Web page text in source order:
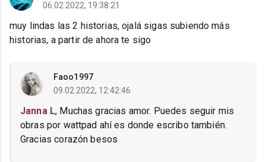
06.02.2022, 19:38:21
muy lindas las 2 historias, ojalá sigas subiendo más
historias, a partir de ahora te sigo
Faoo1997
09.02.2022, 12:42:46
Janna L, Muchas gracias amor. Puedes seguir mis
obras por wattpad ahí es donde escribo también.
Gracias corazón besos